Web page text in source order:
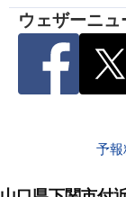
ウェザーニ
予報